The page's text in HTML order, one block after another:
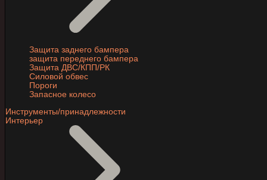
Защита заднего бампера
защита переднего бампера
Защита ДВС/КПП/РК
Силовой обвес
Пороги
Запасное колесо
Инструменты/принадлежности
Интерьер